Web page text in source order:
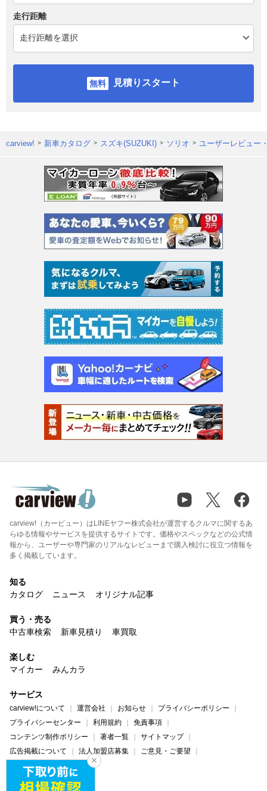
走行距離
見積りスタート
carview! 新車カタログ スズキ(SUZUKI) ソリオ ユーザーレビュー
carview!（カービュー）はLINEヤフー株式会社が運営するクルマに関するあ
らゆる情報やサービスを提供するサイトです。価格やスペックなどの公式情
報から、ユーザーや専門家のリアルなレビューまで購入検討に役立つ情報を
多く掲載しています。
知る
カタログ
ニュース オリジナル記事
買う・売る
中古車検索
新車見積り 車買取
楽しむ
マイカー
みんカラ
サービス
carview!について 運営会社 お知らせ
プライバシーポリシー
プライバシーセンター
利用規約
免責事項
コンテンツ制作ポリシー
著者一覧
サイトマップ
広告掲載について
法人加盟店募集
ご意見・ご要望
ヘルプ・お問い合わせ